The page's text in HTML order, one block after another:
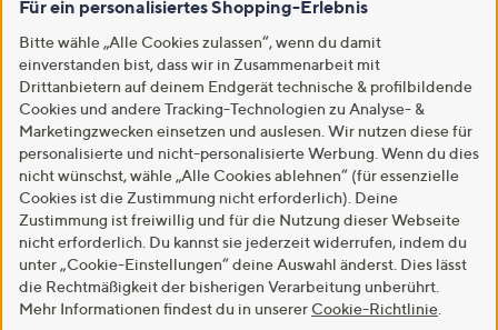
Versand gratis
B-Ware KIM & CO. Hose,
knöchellang Deluxe Brazil Knit 2
Gesäßtaschen
€ 29,97
5.0
von
(5)5
Bewertungen
Weitere Farben verfügbar
Versand gratis
B-Ware DAWID by Dawid
Tomaszewski Hose, knöchellang
mit Bügelfalte
€ 36,74
5.0
von
5
(1) 1
Bewertungen
In den Warenkorb
Für ein personalisiertes Shopping-Erlebnis
Bitte wähle „Alle Cookies zulassen“, wenn du damit
einverstanden bist, dass wir in Zusammenarbeit mit
Drittanbietern auf deinem Endgerät technische & profilbildende
Cookies und andere Tracking-Technologien zu Analyse- &
Marketingzwecken einsetzen und auslesen. Wir nutzen diese für
personalisierte und nicht-personalisierte Werbung. Wenn du dies
nicht wünschst, wähle „Alle Cookies ablehnen“ (für essenzielle
Cookies ist die Zustimmung nicht erforderlich). Deine
Zustimmung ist freiwillig und für die Nutzung dieser Webseite
nicht erforderlich. Du kannst sie jederzeit widerrufen, indem du
unter „Cookie-Einstellungen“ deine Auswahl änderst. Dies lässt
die Rechtmäßigkeit der bisherigen Verarbeitung unberührt.
Mehr Informationen findest du in unserer Cookie-Richtlinie